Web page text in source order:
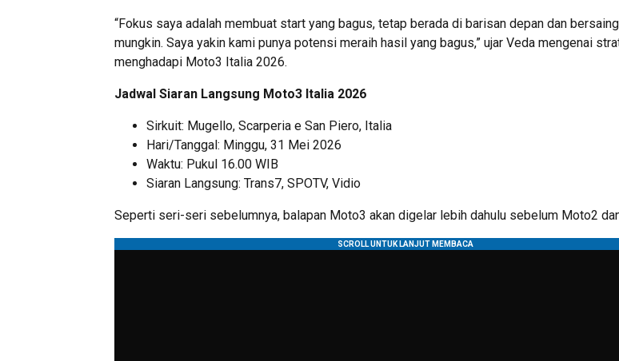
“Fokus saya adalah membuat start yang bagus, tetap berada di barisan depan dan
mungkin. Saya yakin kami punya potensi meraih hasil yang bagus,” ujar Veda mengenai
menghadapi Moto3 Italia 2026.
Jadwal Siaran Langsung Moto3 Italia 2026
Sirkuit: Mugello, Scarperia e San Piero, Italia
Hari/Tanggal: Minggu, 31 Mei 2026
Waktu: Pukul 16.00 WIB
Siaran Langsung: Trans7, SPOTV, Vidio
Seperti seri-seri sebelumnya, balapan Moto3 akan digelar lebih dahulu sebelum Moto2